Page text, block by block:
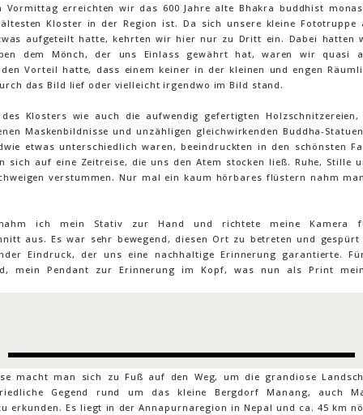
Vormittag erreichten wir das 600 Jahre alte Bhakra buddhist
Kloster in der Region ist. Da sich unsere kleine Fototruppe
aufgeteilt hatte, kehrten wir hier nur zu Dritt ein. Dabei hatten
dem Mönch, der uns Einlass gewährt hat, waren wir quasi
Vorteil hatte, dass einem keiner in der kleinen und engen
das Bild lief oder vielleicht irgendwo im Bild stand.
Klosters wie auch die aufwendig gefertigten
Maskenbildnisse und unzähligen gleichwirkenden Buddha-
etwas unterschiedlich waren, beeindruckten in den schönsten
sich auf eine Zeitreise, die uns den Atem stocken ließ. Ruhe, Stille
verstummen. Nur mal ein kaum hörbares flüstern nahm
ich mein Stativ zur Hand und richtete meine Kamera
aus. Es war sehr bewegend, diesen Ort zu betreten und gespürt
Eindruck, der uns eine nachhaltige Erinnerung garantierte.
mein Pendant zur Erinnerung im Kopf, was nun als Print
macht man sich zu Fuß auf den Weg, um die grandiose
Gegend rund um das kleine Bergdorf Manang, auch
erkunden. Es liegt in der Annapurnaregion in Nepal und ca. 45 km